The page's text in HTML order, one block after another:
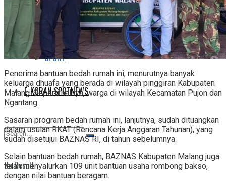
KULINER
SPORT
E-KORAN SPOTNEWS
No Result
Penerima bantuan bedah rumah ini, menurutnya banyak
keluarga dhuafa yang berada di wilayah pinggiran Kabupaten
Malang. Seperti halnya, warga di wilayah Kecamatan Pujon dan
Ngantang.
Sasaran program bedah rumah ini, lanjutnya, sudah dituangkan
dalam usulan RKAT (Rencana Kerja Anggaran Tahunan), yang
sudah disetujui BAZNAS RI, di tahun sebelumnya.
Selain bantuan bedah rumah, BAZNAS Kabupaten Malang juga
telah menyalurkan 109 unit bantuan usaha rombong bakso,
dengan nilai bantuan beragam.